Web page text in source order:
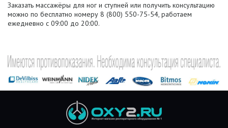
Заказать массажёры для ног и ступней или получить консультацию
можно по бесплатно номеру 8 (800) 550-75-54, работаем
ежедневно с 09:00 до 20:00.